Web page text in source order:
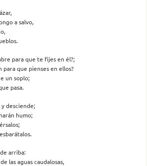
a salvo,
para que te fijes en él?;
para que pienses en ellos?
un soplo;
pasa.
desciende;
humo;
arriba:
las aguas caudalosas,